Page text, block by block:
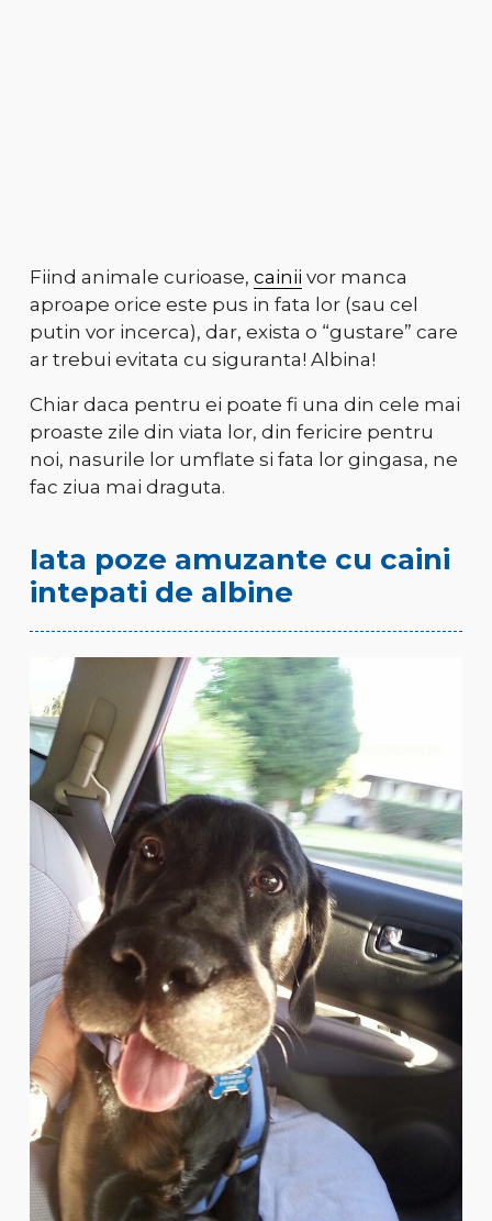
Fiind animale curioase, cainii vor manca
aproape orice este pus in fata lor (sau cel
putin vor incerca), dar, exista o “gustare” care
ar trebui evitata cu siguranta! Albina!
Chiar daca pentru ei poate fi una din cele mai
proaste zile din viata lor, din fericire pentru
noi, nasurile lor umflate si fata lor gingasa, ne
fac ziua mai draguta.
Iata poze amuzante cu caini
intepati de albine